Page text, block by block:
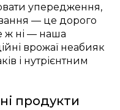
упередження,
— це дорого
ж ні — наша
врожаї неабияк
і нутрієнтним
продукти